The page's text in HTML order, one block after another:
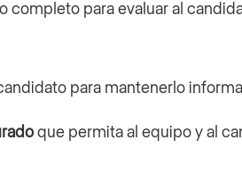
completo para evaluar al
para mantenerlo
que permita al equipo y al